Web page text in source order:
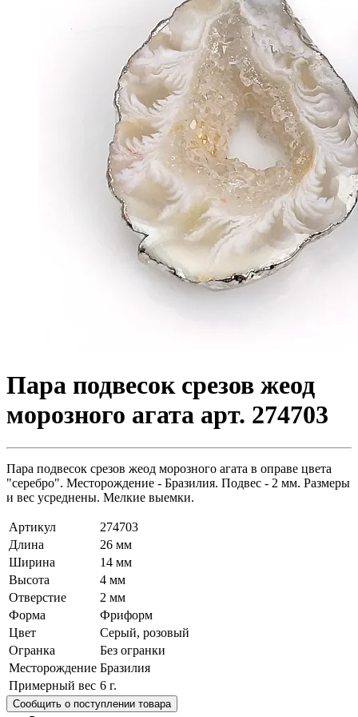
Пара подвесок срезов жеод
морозного агата арт. 274703
Пара подвесок срезов жеод морозного агата в оправе цвета
"серебро". Месторождение - Бразилия. Подвес - 2 мм. Размеры
и вес усреднены. Мелкие выемки.
Артикул
274703
Длина
26 мм
Ширина
14 мм
Высота
4 мм
Отверстие
2 мм
Форма
Фриформ
Цвет
Серый, розовый
Огранка
Без огранки
Месторождение Бразилия
Примерный вес 6 г.
Сообщить о поступлении товара